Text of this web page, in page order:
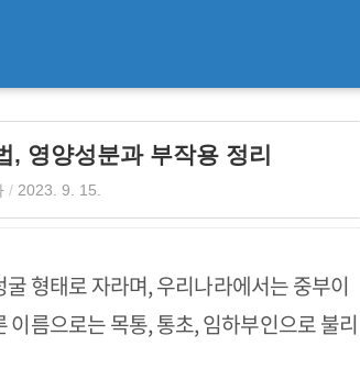
, 영양성분과 부작용 정리
/ 2023. 9. 15.
형태로 자라며, 우리나라에서는 중부이
름으로는 목통, 통초, 임하부인으로 불리